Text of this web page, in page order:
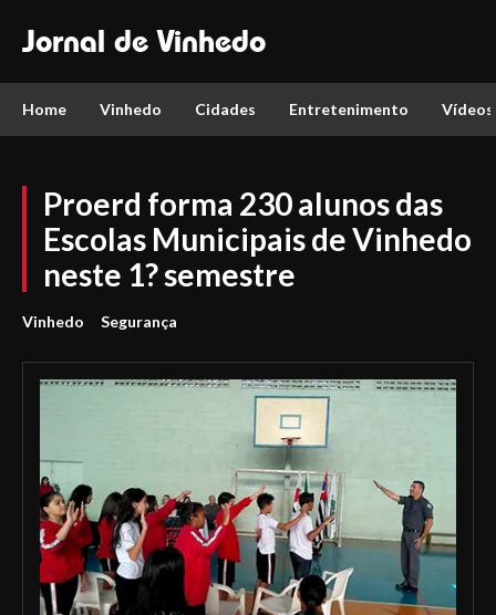
Jornal de Vinhedo
Home Vinhedo Cidades Entretenimento Vídeos
Proerd forma 230 alunos das
Escolas Municipais de Vinhedo
neste 1? semestre
Vinhedo Segurança